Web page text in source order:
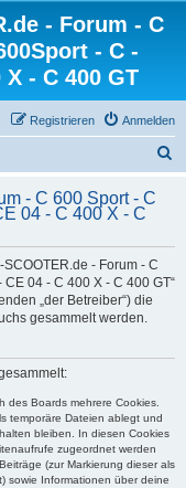
- Forum - C
- C -
- C 400 GT
Anmelden
Registrieren
- C 600 Sport - C
04 - C 400 X - C
- Forum - C
04 - C 400 X - C 400 GT“
„der Betreiber“) die
gesammelt werden.
des Boards mehrere Cookies.
temporäre Dateien ablegt und
bleiben. In diesen Cookies
zugeordnet werden
(zur Markierung dieser als
sowie Informationen über deine